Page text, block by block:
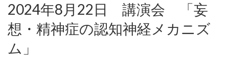
2024年8月22日 講演会 「妄
想・精神症の認知神経メカニズ
ム」